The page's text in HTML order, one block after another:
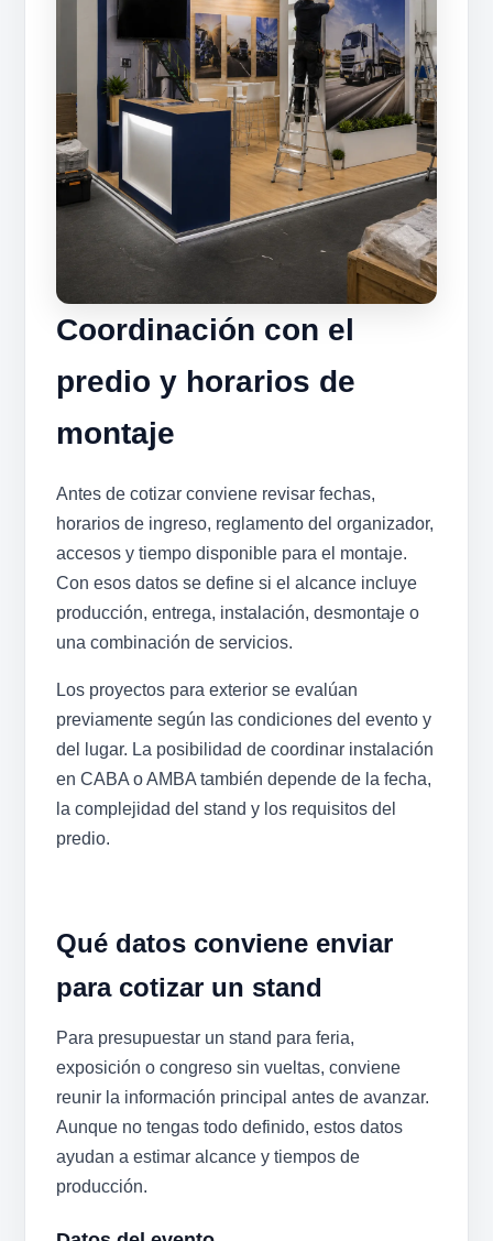
Coordinación con el
predio y horarios de
montaje
Antes de cotizar conviene revisar fechas,
horarios de ingreso, reglamento del organizador,
accesos y tiempo disponible para el montaje.
Con esos datos se define si el alcance incluye
producción, entrega, instalación, desmontaje o
una combinación de servicios.
Los proyectos para exterior se evalúan
previamente según las condiciones del evento y
del lugar. La posibilidad de coordinar instalación
en CABA o AMBA también depende de la fecha,
la complejidad del stand y los requisitos del
predio.
Qué datos conviene enviar
para cotizar un stand
Para presupuestar un stand para feria,
exposición o congreso sin vueltas, conviene
reunir la información principal antes de avanzar.
Aunque no tengas todo definido, estos datos
ayudan a estimar alcance y tiempos de
producción.